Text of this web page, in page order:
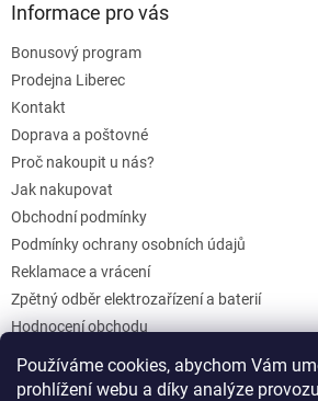
Používáme cookies, abychom Vám
prohlížení webu a díky analýze
Informace pro vás
Bonusový program
Prodejna Liberec
Kontakt
Doprava a poštovné
Proč nakoupit u nás?
Jak nakupovat
Obchodní podmínky
Podmínky ochrany osobních údajů
Reklamace a vrácení
Zpětný odběr elektrozařízení a baterií
Hodnocení obchodu
Dárkové poukazy
Blog